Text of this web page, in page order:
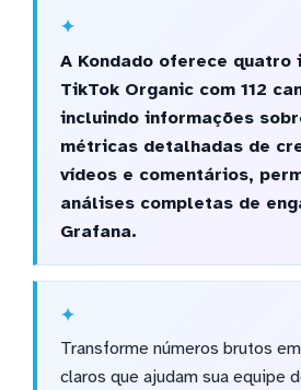
A Kondado oferece quatro
TikTok Organic com 112
incluindo informações
métricas detalhadas de
vídeos e comentários,
análises completas de
Grafana.
Transforme números brutos
claros que ajudam sua equipe